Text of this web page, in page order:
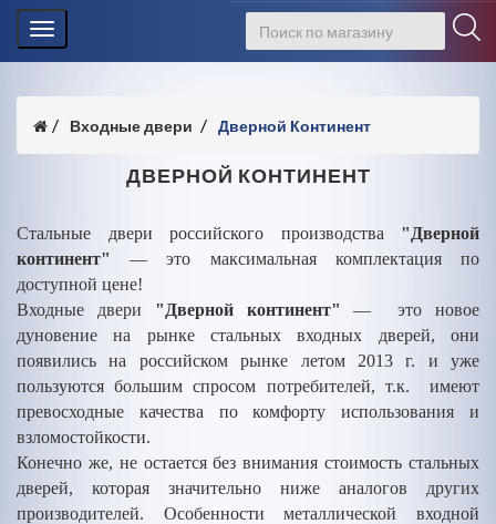
Toggle
navigation
Входные двери Дверной Континент
ДВЕРНОЙ КОНТИНЕНТ
Стальные двери российского производства "Дверной
континент"
— это максимальная комплектация по
доступной цене!
Входные двери "Дверной континент" — это новое
дуновение на рынке стальных входных дверей, они
появились на российском рынке летом 2013 г. и уже
пользуются большим спросом потребителей, т.к. имеют
превосходные качества по комфорту использования и
взломостойкости.
Конечно же, не остается без внимания стоимость стальных
дверей, которая значительно ниже аналогов других
производителей. Особенности металлической входной